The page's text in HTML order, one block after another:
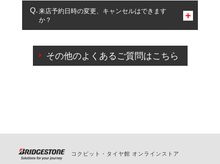
複数サービスのご予約は可能です。
一部の商品・サービスの組み合わせに限り、同時にご予約が
出来ないものもございます。
来店予約日時の変更、キャンセルはできます
か？
ご来店予約日の3営業日前を過ぎている場合のご予約
の日時変更につきましては、直接ご予約の店舗まで
その他のよくあるご質問はこちら
コクピット・タイヤ館 オンラインストア